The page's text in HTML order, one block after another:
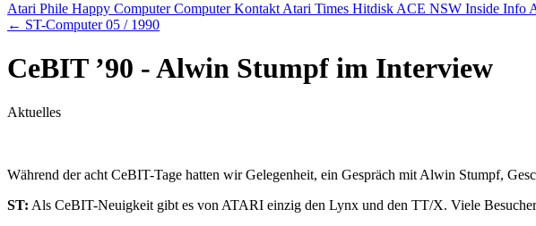
Atari Phile Happy ComputerComputer Kontakt Atari Times Hitdisk ACE NSW Inside Info
← ST-Computer 05 / 1990
CeBIT ’90 - Alwin Stumpf im Interview
Aktuelles
Während der acht CeBIT-Tage hatten wir Gelegenheit, ein Gespräch mit Alwin Stumpf,
ST: Als CeBIT-Neuigkeit gibt es von ATARI einzig den Lynx und den TT/X. Viele